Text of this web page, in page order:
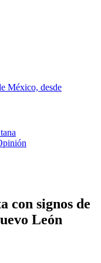
México, desde
con signos de
León